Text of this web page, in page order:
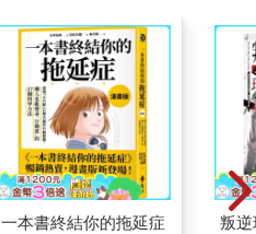
一本書終結你的拖延症
叛逆